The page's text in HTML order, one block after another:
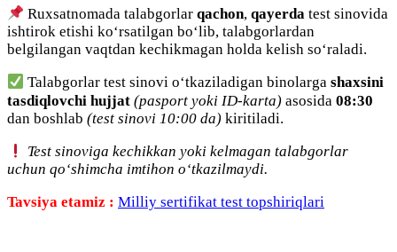
Ruxsatnomada talabgorlarqachon,qayerda test sinovida
ishtirok etishi ko‘rsatilgan bo‘lib, talabgorlardan
belgilangan vaqtdan kechikmagan holda kelish so‘raladi.
Talabgorlar test sinovi o‘tkaziladigan binolargashaxsini
tasdiqlovchi hujjat (pasport yoki ID-karta) asosida 08:30
dan boshlab (test sinovi 10:00 da) kiritiladi.
Test sinoviga kechikkan yoki kelmagan talabgorlar
uchun qo‘shimcha imtihon o‘tkazilmaydi.
Tavsiya etamiz : Milliy sertifikat test topshiriqlari